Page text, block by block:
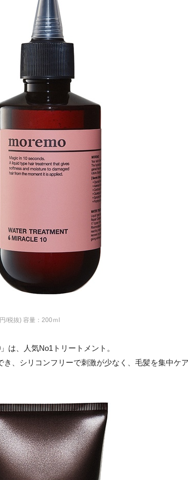
/税抜) 容量：200ｍl
は、人気No1トリートメント。
、シリコンフリーで刺激が少なく、毛髪を集中ケア